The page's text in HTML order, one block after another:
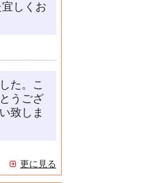
しくお
た。こ
うござ
致しま
更に見る